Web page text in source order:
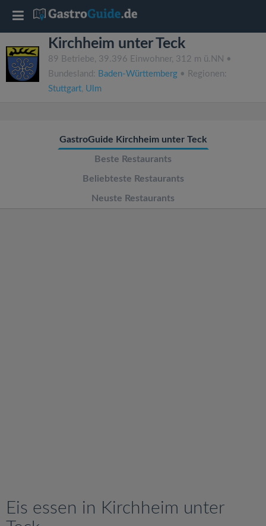
Kirchheim unter Teck
89 Betriebe, 39.396 Einwohner, 312 m ü.NN •
Bundesland: Baden-Württemberg • Regionen:
Stuttgart, Ulm
GastroGuide Kirchheim unter Teck
Beste Restaurants
Beliebteste Restaurants
Neuste Restaurants
Eis essen in Kirchheim unter
T
o
g